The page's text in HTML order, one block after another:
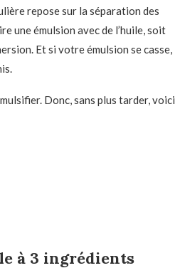
repose sur la séparation des
une émulsion avec de l’huile, soit
Et si votre émulsion se casse,
Donc, sans plus tarder, voici
à 3 ingrédients